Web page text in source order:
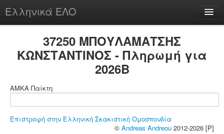
Ελληνικά ΕΛΟ
37250 ΜΠΟΥΛΑΜΑΤΣΗΣ
ΚΩΝΣΤΑΝΤΙΝΟΣ - Πληρωμή για
2026B
ΑΜΚΑ Παίκτη
Επιστροφή στην Ελληνική Σκακιστική Ομοσπονδία
© Andreas Andreou 2012-2026 [P]